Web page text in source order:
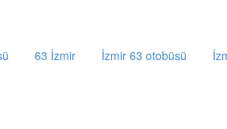
63 İzmir İzmir 63 otobüsü